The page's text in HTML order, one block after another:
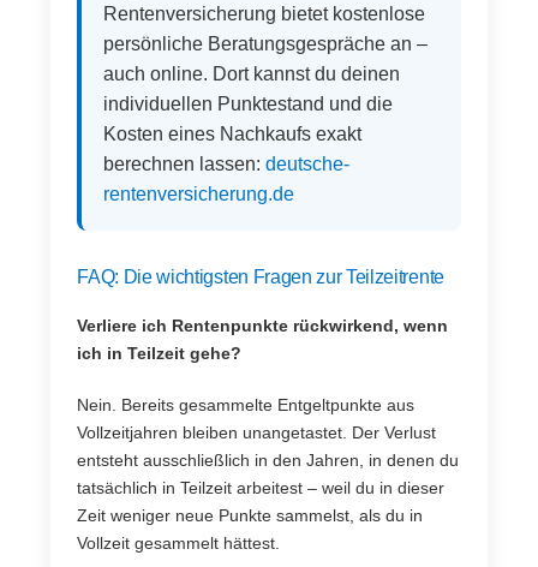
Rentenversicherung bietet kostenlose
persönliche Beratungsgespräche an –
auch online. Dort kannst du deinen
individuellen Punktestand und die
Kosten eines Nachkaufs exakt
berechnen lassen:deutsche-
rentenversicherung.de
FAQ: Die wichtigsten Fragen zur Teilzeitrente
Verliere ich Rentenpunkte rückwirkend, wenn
ich in Teilzeit gehe?
Nein. Bereits gesammelte Entgeltpunkte aus
Vollzeitjahren bleiben unangetastet. Der Verlust
entsteht ausschließlich in den Jahren, in denen du
tatsächlich in Teilzeit arbeitest – weil du in dieser
Zeit weniger neue Punkte sammelst, als du in
Vollzeit gesammelt hättest.